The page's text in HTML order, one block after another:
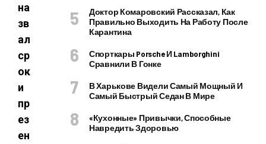
на
зв
ал
ср
ок
и
пр
ез
ен
Доктор Комаровский Рассказал, Как
Правильно Выходить На Работу После
Карантина
Спорткары Porsche И Lamborghini
Сравнили В Гонке
В Харькове Видели Самый Мощный И
Самый Быстрый Седан В Мире
«Кухонные» Привычки, Способные
Навредить Здоровью